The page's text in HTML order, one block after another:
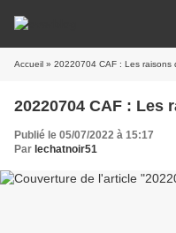
Accueil » 20220704 CAF : Les raisons
20220704 CAF : Les
Publié le 05/07/2022 à 15:17
Par lechatnoir51